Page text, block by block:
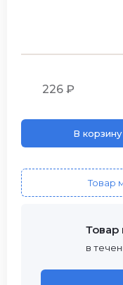
226 ₽
В корзину
Товар
Товар
в